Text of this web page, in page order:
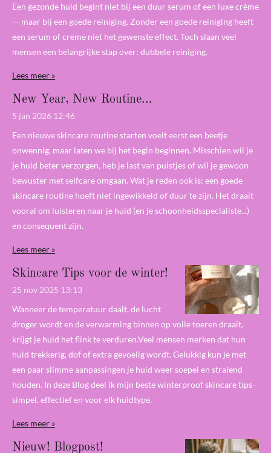
Een gezonde huid begint niet bij een duur serum of een luxe crème
— maar bij een goede reiniging. Zonder een goede reiniging heeft
een serum of creme niet het gewenste effect. Toch slaan veel
mensen een belangrijke stap over: dubbele reiniging.
Lees meer »
New Year, New Routine...
5 jan 2026 12:46
Een nieuwe skincare routine starten voelt eerst een beetje
onwennig, maar laten we bij het begin beginnen. Misschien wil je
je huid beter verzorgen, heb je last van puistjes of wil je gewoon
bewuster met selfcare omgaan. Wat je reden ook is: een goede
skincare routine hoeft niet ingewikkeld of duur te zijn. Het draait
vooral om luisteren naar je huid (en je schoonheidsspecialiste...)
en consequent zijn.
Lees meer »
Skincare Tips voor de winter!
25 nov 2025 13:13
Wanneer de temperatuur daalt, de lucht
droger wordt en de verwarming binnen op volle toeren draait,
krijgt je huid het flink te verduren.Veel mensen merken dat hun
huid trekkerig, dof of extra gevoelig wordt. Gelukkig kun je met
een paar slimme aanpassingen je huid weer soepel en stralend
houden. In deze Blog deel ik mijn beste winterproof skincare tips -
simpel, effectief en voor elk huidtype.
Lees meer »
Nieuw! Blogpost!